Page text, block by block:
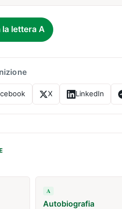
lettera A
X LinkedIn
A
Autobiografia